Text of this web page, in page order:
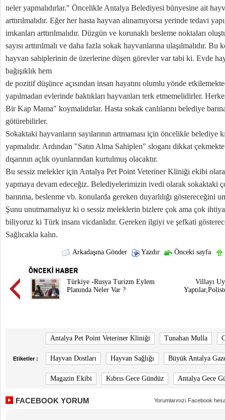
neler yapmalıdırlar." Öncelikle Antalya Belediyesi bünyesine ait
arttırılmalıdır. Eğer her hasta hayvan alınamıyorsa yerinde tedavi
imkanları arttırılmalıdır. Düzgün ve korunaklı besleme noktaları
sayısı arttırılmalı ve daha fazla sokak hayvanlarına ulaşılmalıdır.
hayvan sahiplerinin de üzerlerine düşen görevler var tabi ki. Evde
bağışıklık hem
de pozitif düşünce açısından insan hayatını olumlu yönde
yapılmadan evlerinde baktıkları hayvanları terk etmemelidirler.
Bir Kap Mama" koymalıdırlar. Hasta sokak canlılarını belediye
götürebilirler.
Sokaktaki hayvanların sayılarının artmaması için öncelikle belediye
yapmalıdır. Ardından "Satın Alma Sahiplen" sloganı dikkat
dışarının açlık oyunlarından kurtulmuş olacaktır.
Bu sessiz melekler için Antalya Pet Point Veteriner Kliniği ekibi
yapmaya devam edeceğiz. Belediyelerimizin ivedi olarak sokaktaki
barınma, beslenme vb. konularda gereken duyarlılığı göstereceğini
Şunu unutmamalıyız ki o sessiz meleklerin bizlere çok ama çok
biliyoruz ki Türk insanı vicdanlıdır. Gereken ilgiyi ve şefkati
Sağlıcakla kalın.
Arkadaşına Gönder Yazdır Önceki sayfa
Türkiye -Rusya Turizm Eylem
Planında Neler Var ?
Villayı
Etiketler :
Antalya Pet Point Veteriner Kliniği Tunahan Mulla
Hayvan Dostları Hayvan Sağlığı Büyük Antalya
Magazin Ekibi Kıbrıs Gece Gündüz Antalya Gece
FACEBOOK YORUM Yorumlarınızı Facebook